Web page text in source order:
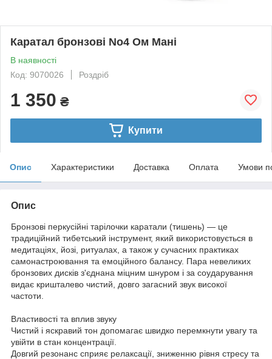
Каратал бронзові No4 Ом Мані
В наявності
Код: 9070026
Роздріб
1 350 ₴
Купити
Опис Характеристики Доставка Оплата Умови
Опис
Бронзові перкусійні тарілочки каратали (тишень) — це
традиційний тибетський інструмент, який використовується в
медитаціях, йозі, ритуалах, а також у сучасних практиках
самонастроювання та емоційного балансу. Пара невеликих
бронзових дисків з'єднана міцним шнуром і за соударування
видає кришталево чистий, довго загасний звук високої
частоти.
Властивості та вплив звуку
Чистий і яскравий тон допомагає швидко перемкнути увагу та
увійти в стан концентрації.
Довгий резонанс сприяє релаксації, зниженню рівня стресу та